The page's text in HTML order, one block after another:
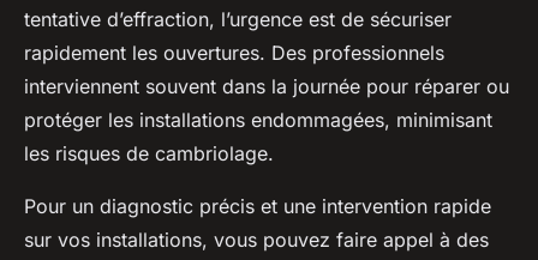
tentative d’effraction, l’urgence est de sécuriser
rapidement les ouvertures. Des professionnels
interviennent souvent dans la journée pour réparer ou
protéger les installations endommagées, minimisant
les risques de cambriolage.
Pour un diagnostic précis et une intervention rapide
sur vos installations, vous pouvez faire appel à des